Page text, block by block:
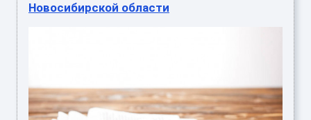
Новосибирской области